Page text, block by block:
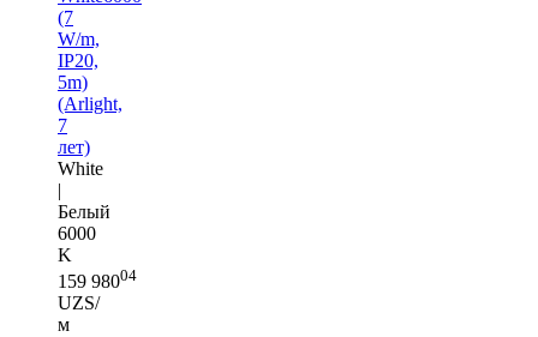
(7
W/m,
IP20,
5m)
(Arlight,
7
лет)
White
|
Белый
6000
K
159 98004
UZS/
м